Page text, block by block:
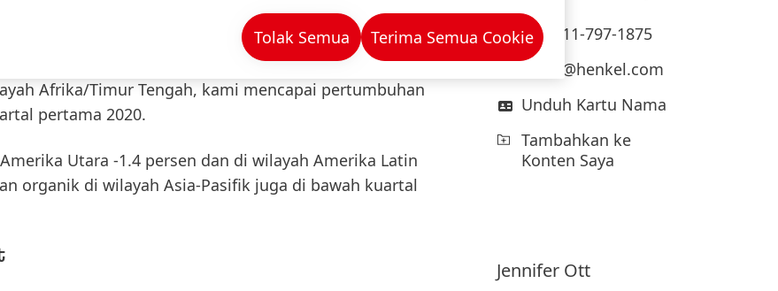
penjualan organik sebesar 2,2 persen. Penjualan
Tahun ke tahun, pengembangan penjualan organik di
kami dapat meningkatkan penjualan di wilayah Eropa
Afrika/Timur Tengah, kami mencapai pertumbuhan
pertama 2020.
Utara -1.4 persen dan di wilayah Amerika Latin
organik di wilayah Asia-Pasifik juga di bawah kuartal
+49-211-797-1875
press@henkel.com
Unduh Kartu Nama
Tambahkan ke
Konten Saya
Jennifer Ott
Tolak Semua Terima Semua Cookie